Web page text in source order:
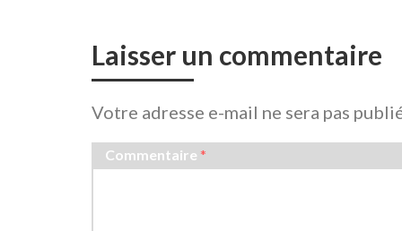
Laisser un commentaire
Votre adresse e-mail ne sera pas
Commentaire *